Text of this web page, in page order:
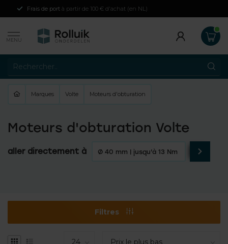
Frais de port à partir de 100 € d'achat (en NL)
MENU
Marques Volte Moteurs d'obturation
Moteurs d'obturation Volte
aller directement à Ø 40 mm | jusqu'à 13 Nm Ø 50
Filtres